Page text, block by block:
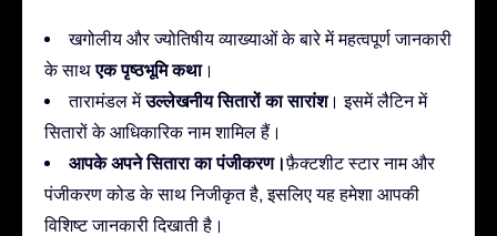
खगोलीय और ज्योतिषीय व्याख्याओं के बारे में महत्वपूर्ण जानकारी
के साथएक पृष्ठभूमि कथा।
तारामंडल मेंउल्लेखनीय सितारों का सारांश। इसमें लैटिन में
सितारों के आधिकारिक नाम शामिल हैं।
आपके अपने सितारा का पंजीकरण।फ़ैक्टशीट स्टार नाम और
पंजीकरण कोड के साथ निजीकृत है, इसलिए यह हमेशा आपकी
विशिष्ट जानकारी दिखाती है।